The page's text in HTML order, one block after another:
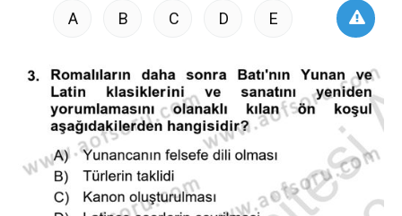
A B C D E